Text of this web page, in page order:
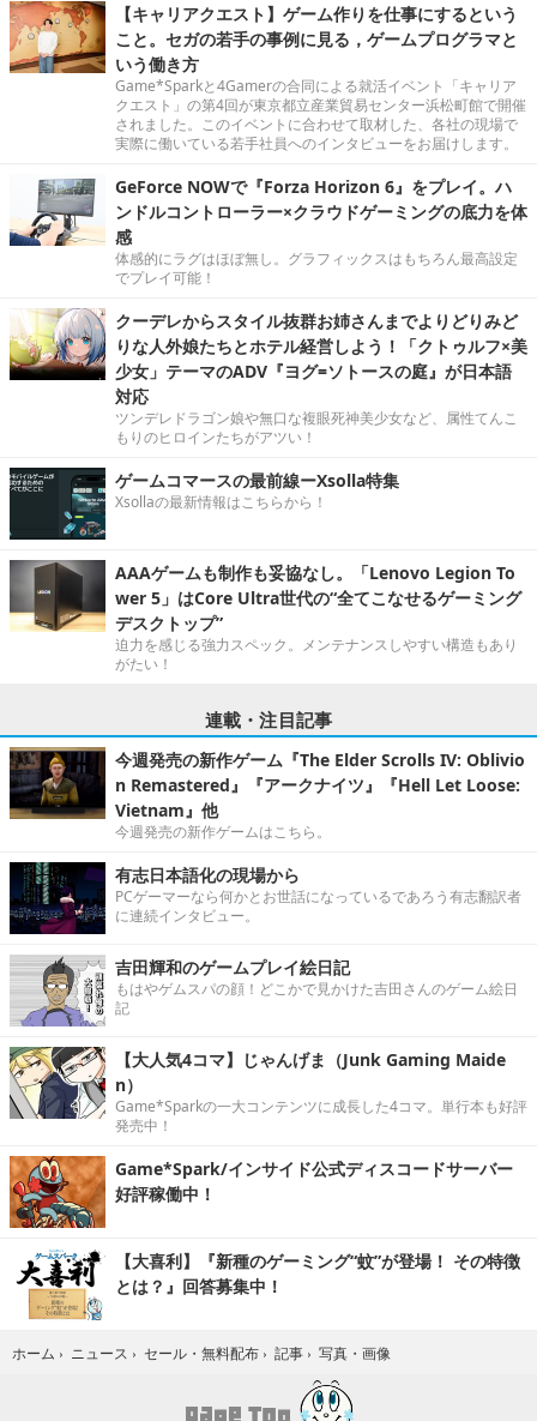
【キャリアクエスト】ゲーム作りを仕事にするという
こと。セガの若手の事例に見る，ゲームプログラマと
いう働き方
Game*Sparkと4Gamerの合同による就活イベント「キャリア
クエスト」の第4回が東京都立産業貿易センター浜松町館で開催
されました。このイベントに合わせて取材した、各社の現場で
実際に働いている若手社員へのインタビューをお届けします。
GeForce NOWで『Forza Horizon 6』をプレイ。ハ
ンドルコントローラー×クラウドゲーミングの底力を体
感
体感的にラグはほぼ無し。グラフィックスはもちろん最高設定
でプレイ可能！
クーデレからスタイル抜群お姉さんまでよりどりみど
りな人外娘たちとホテル経営しよう！「クトゥルフ×美
少女」テーマのADV『ヨグ=ソトースの庭』が日本語
対応
ツンデレドラゴン娘や無口な複眼死神美少女など、属性てんこ
もりのヒロインたちがアツい！
ゲームコマースの最前線ーXsolla特集
Xsollaの最新情報はこちらから！
AAAゲームも制作も妥協なし。「Lenovo Legion To
wer 5」はCore Ultra世代の“全てこなせるゲーミング
デスクトップ”
迫力を感じる強力スペック。メンテナンスしやすい構造もあり
がたい！
連載・注目記事
今週発売の新作ゲーム『The Elder Scrolls IV: Oblivio
n Remastered』『アークナイツ』『Hell Let Loose:
Vietnam』他
今週発売の新作ゲームはこちら。
有志日本語化の現場から
PCゲーマーなら何かとお世話になっているであろう有志翻訳者
に連続インタビュー。
吉田輝和のゲームプレイ絵日記
もはやゲムスパの顔！どこかで見かけた吉田さんのゲーム絵日
記
【大人気4コマ】じゃんげま（Junk Gaming Maide
n）
Game*Sparkの一大コンテンツに成長した4コマ。単行本も好評
発売中！
Game*Spark/インサイド公式ディスコードサーバー
好評稼働中！
【大喜利】『新種のゲーミング“蚊”が登場！ その特徴
とは？』回答募集中！
ホーム › ニュース › セール・無料配布 › 記事 › 写真・画像